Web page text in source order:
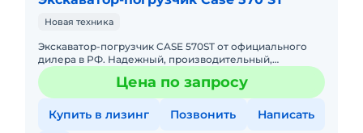
Новая техника
Экскаватор-погрузчик CASE 570ST от официального
дилера в РФ. Надежный, производительный,
экономичный! Доступна покупка в лизинг. Гарантия,
сервисное обслуживаЦена по запросу
Купить в лизинг Позвонить Написать